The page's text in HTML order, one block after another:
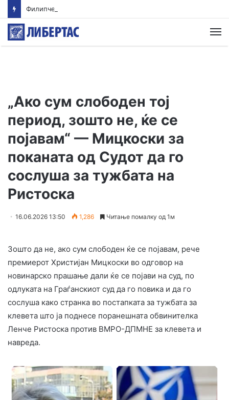
„Ако сум слободен тој
период, зошто не, ќе се
појавам“ — Мицкоски за
поканата од Судот да го
сослуша за тужбата на
Ристоска
16.06.2026 13:50 1,286 Читање помалку од 1м
Зошто да не, ако сум слободен ќе се појавам, рече
премиерот Христијан Мицкоски во одговор на
новинарско прашање дали ќе се појави на суд, по
одлуката на Граѓанскиот суд да го повика и да го
сослуша како странка во постапката за тужбата за
клевета што ја поднесе поранешната обвинителка
Ленче Ристоска против ВМРО-ДПМНЕ за клевета и
навреда.